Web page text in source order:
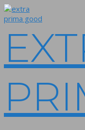
Skip
to